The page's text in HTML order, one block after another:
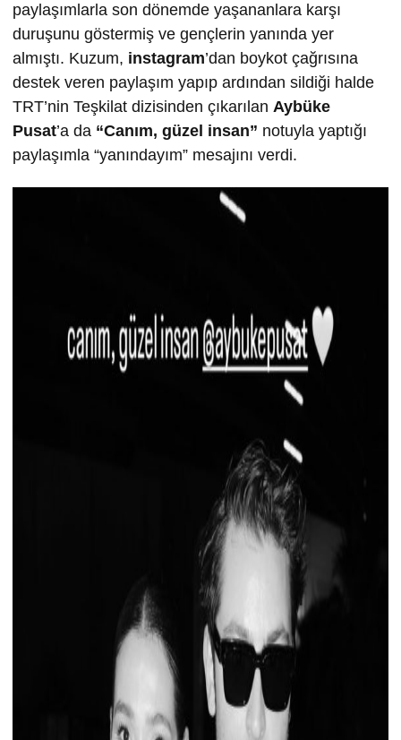
paylaşımlarla son dönemde yaşananlara karşı
duruşunu göstermiş ve gençlerin yanında yer
almıştı. Kuzum, instagram’dan boykot çağrısına
destek veren paylaşım yapıp ardından sildiği halde
TRT’nin Teşkilat dizisinden çıkarılan Aybüke
Pusat’a da “Canım, güzel insan” notuyla yaptığı
paylaşımla “yanındayım” mesajını verdi.